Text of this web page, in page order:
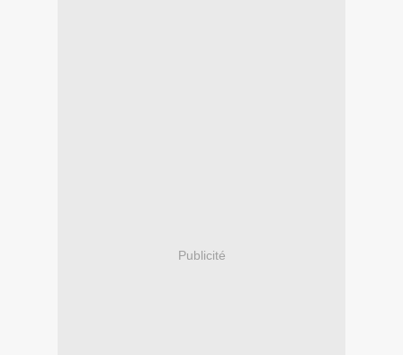
Publicité